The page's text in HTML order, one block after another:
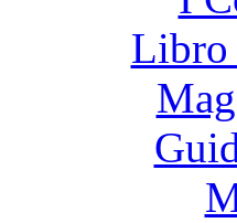
Libro